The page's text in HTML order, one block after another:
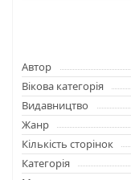
Автор
Вікова категорія
Видавництво
Жанр
Кількість сторінок
Категорія